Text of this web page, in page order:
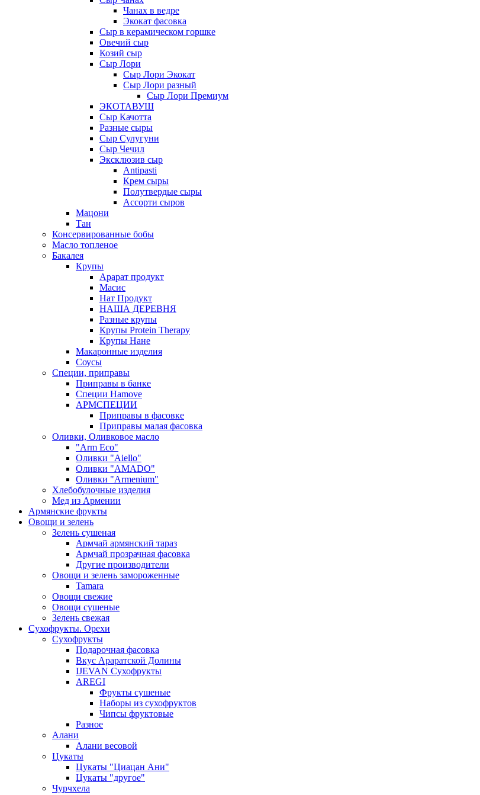
Чанах в ведре
Экокат фасовка
Сыр в керамическом горшке
Овечий сыр
Козий сыр
Сыр Лори
Сыр Лори Экокат
Сыр Лори разный
Сыр Лори Премиум
ЭКОТАВУШ
Сыр Качотта
Разные сыры
Сыр Сулугуни
Сыр Чечил
Эксклюзив сыр
Antipasti
Крем сыры
Полутвердые сыры
Ассорти сыров
Мацони
Тан
Консервированные бобы
Масло топленое
Бакалея
Крупы
Арарат продукт
Масис
Нат Продукт
НАША ДЕРЕВНЯ
Разные крупы
Крупы Protein Therapy
Крупы Нане
Макаронные изделия
Соусы
Специи, приправы
Приправы в банке
Специи Hamove
АРМСПЕЦИИ
Приправы в фасовке
Приправы малая фасовка
Оливки, Оливковое масло
"Arm Eco"
Оливки "Aiello"
Оливки "AMADO"
Оливки "Armenium"
Хлебобулочные изделия
Мед из Армении
Армянские фрукты
Овощи и зелень
Зелень сушеная
Армчай армянский тараз
Армчай прозрачная фасовка
Другие производители
Овощи и зелень замороженные
Tamara
Овощи свежие
Овощи сушеные
Зелень свежая
Сухофрукты. Орехи
Сухофрукты
Подарочная фасовка
Вкус Араратской Долины
IJEVAN Сухофрукты
AREGI
Фрукты сушеные
Наборы из сухофруктов
Чипсы фруктовые
Разное
Алани
Алани весовой
Цукаты
Цукаты "Циацан Ани"
Цукаты "другое"
Чурчхела